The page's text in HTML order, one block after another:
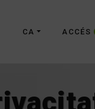
CA ACCÉS